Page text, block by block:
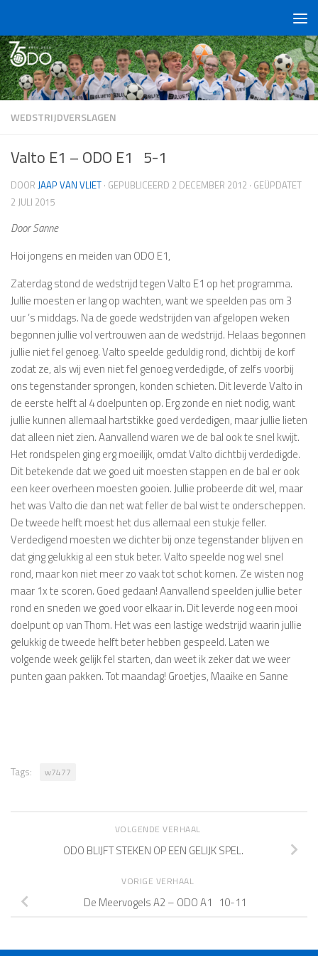
WEDSTRIJDVERSLAGEN
Valto E1 – ODO E1 5-1
DOOR JAAP VAN VLIET · GEPUBLICEERD 2 DECEMBER 2012 · GEÜPDATET
2 JULI 2015
Door Sanne
Hoi jongens en meiden van ODO E1,
Zaterdag stond de wedstrijd tegen Valto E1 op het programma.
Jullie moesten er lang op wachten, want we speelden pas om 3
uur ’s middags. Na de goede wedstrijden van afgelopen weken
begonnen jullie vol vertrouwen aan de wedstrijd. Helaas begonnen
jullie niet fel genoeg. Valto speelde geduldig rond, dichtbij de korf
zodat ze, als wij even niet fel genoeg verdedigde, of zelfs voorbij
ons tegenstander sprongen, konden schieten. Dit leverde Valto in
de eerste helft al 4 doelpunten op. Erg zonde en niet nodig, want
jullie kunnen allemaal hartstikke goed verdedigen, maar jullie lieten
dat alleen niet zien. Aanvallend waren we de bal ook te snel kwijt.
Het rondspelen ging erg moeilijk, omdat Valto dichtbij verdedigde.
Dit betekende dat we goed uit moesten stappen en de bal er ook
een keer overheen moesten gooien. Jullie probeerde dit wel, maar
het was Valto die dan net wat feller de bal wist te onderscheppen.
De tweede helft moest het dus allemaal een stukje feller.
Verdedigend moesten we dichter bij onze tegenstander blijven en
dat ging gelukkig al een stuk beter. Valto speelde nog wel snel
rond, maar kon niet meer zo vaak tot schot komen. Ze wisten nog
maar 1x te scoren. Goed gedaan! Aanvallend speelden jullie beter
rond en sneden we goed voor elkaar in. Dit leverde nog een mooi
doelpunt op van Thom. Het was een lastige wedstrijd waarin jullie
gelukkig de tweede helft beter hebben gespeeld. Laten we
volgende week gelijk fel starten, dan weet ik zeker dat we weer
punten gaan pakken. Tot maandag! Groetjes, Maaike en Sanne
Tags: w7477
VOLGENDE VERHAAL
ODO BLIJFT STEKEN OP EEN GELIJK SPEL.
VORIGE VERHAAL
De Meervogels A2 – ODO A1 10-11